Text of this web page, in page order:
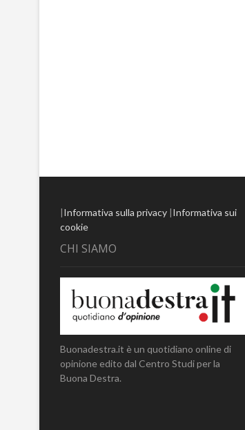
|Informativa sulla privacy |Informativa sui
cookie
CHI SIAMO
Buonadestra.it è un quotidiano online di
opinione edito dal Centro Studi per la
Buona Destra.